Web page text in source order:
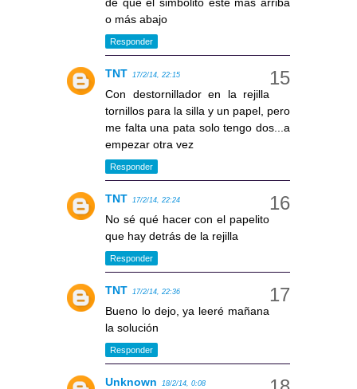
o más abajo
Responder
TNT 17/2/14, 22:15
Con destornillador en la rejilla
tornillos para la silla y un papel, pero
me falta una pata solo tengo dos...a
empezar otra vez
Responder
TNT 17/2/14, 22:24
No sé qué hacer con el papelito
que hay detrás de la rejilla
Responder
TNT 17/2/14, 22:36
Bueno lo dejo, ya leeré mañana
la solución
Responder
Unknown 18/2/14, 0:08